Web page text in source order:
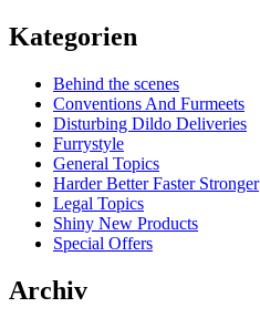
Kategorien
Behind the scenes
Conventions And Furmeets
Disturbing Dildo Deliveries
Furrystyle
General Topics
Harder Better Faster Stronger
Legal Topics
Shiny New Products
Special Offers
Archiv